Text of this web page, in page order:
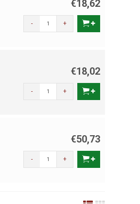
€18,62
- +
€18,02
- +
€50,73
- +